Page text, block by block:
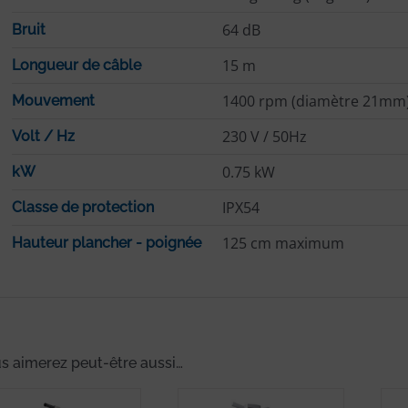
Bruit 64 dB
Longueur de câble 15 m
Mouvement 1400 rpm (diamètre
Volt / Hz 230 V / 50Hz
kW 0.75 kW
Classe de protection IPX54
Hauteur plancher - poignée 125 cm maximum
aimerez peut-être aussi…